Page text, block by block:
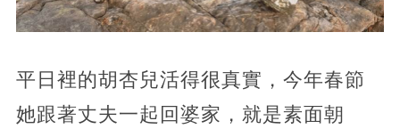
平日裡的胡杏兒活得很真實，今年春節
她跟著丈夫一起回婆家，就是素面朝